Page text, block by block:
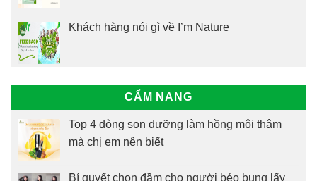
Khách hàng nói gì về I’m Nature
CẨM NANG
Top 4 dòng son dưỡng làm hồng môi thâm
mà chị em nên biết
Bí quyết chọn đầm cho người béo bụng lấy